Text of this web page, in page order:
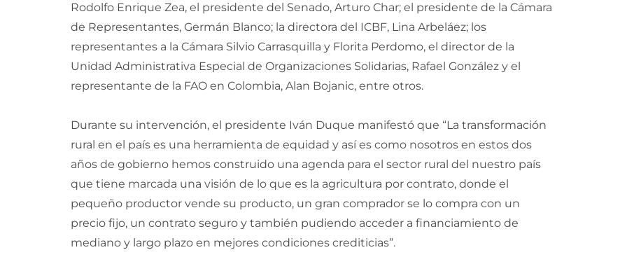
Rodolfo Enrique Zea, el presidente del Senado, Arturo Char; el presidente de la Cámara
de Representantes, Germán Blanco; la directora del ICBF, Lina Arbeláez; los
representantes a la Cámara Silvio Carrasquilla y Florita Perdomo, el director de la
Unidad Administrativa Especial de Organizaciones Solidarias, Rafael González y el
representante de la FAO en Colombia, Alan Bojanic, entre otros.
Durante su intervención, el presidente Iván Duque manifestó que “La transformación
rural en el país es una herramienta de equidad y así es como nosotros en estos dos
años de gobierno hemos construido una agenda para el sector rural del nuestro país
que tiene marcada una visión de lo que es la agricultura por contrato, donde el
pequeño productor vende su producto, un gran comprador se lo compra con un
precio fijo, un contrato seguro y también pudiendo acceder a financiamiento de
mediano y largo plazo en mejores condiciones crediticias”.